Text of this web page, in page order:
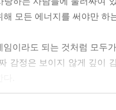
해 모든 에너지를 써야만 하
임이라도 되는 것처럼 모두
감정은 보이지 않게 깊이